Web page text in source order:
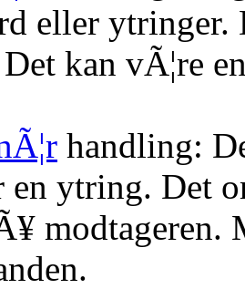
eller
kan vÃ¦re
handling:
en ytring. Det
modtageren.